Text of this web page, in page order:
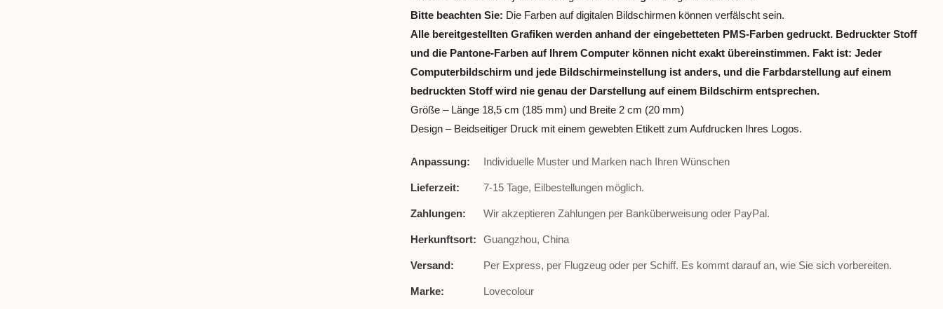
Bitte beachten Sie: Die Farben auf digitalen Bildschirmen können verfälscht sein.
Alle bereitgestellten Grafiken werden anhand der eingebetteten PMS-Farben gedruckt. Bedruckter Stoff
und die Pantone-Farben auf Ihrem Computer können nicht exakt übereinstimmen. Fakt ist: Jeder
Computerbildschirm und jede Bildschirmeinstellung ist anders, und die Farbdarstellung auf einem
bedruckten Stoff wird nie genau der Darstellung auf einem Bildschirm entsprechen.
Größe – Länge 18,5 cm (185 mm) und Breite 2 cm (20 mm)
Design – Beidseitiger Druck mit einem gewebten Etikett zum Aufdrucken Ihres Logos.
Anpassung: Individuelle Muster und Marken nach Ihren Wünschen
Lieferzeit: 7-15 Tage, Eilbestellungen möglich.
Zahlungen: Wir akzeptieren Zahlungen per Banküberweisung oder PayPal.
Herkunftsort: Guangzhou, China
Versand: Per Express, per Flugzeug oder per Schiff. Es kommt darauf an, wie Sie sich vorbereiten.
Marke: Lovecolour